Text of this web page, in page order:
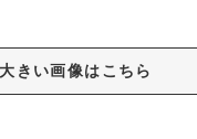
大きい画像はこちら